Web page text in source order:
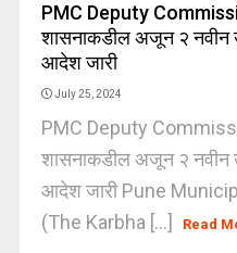
PMC Deputy
शासनाकडील अजून २ नवीन
आदेश जारी
July 25, 2024
PMC Deputy
शासनाकडील अजून २ नवीन
आदेश जारी Pune
(The Karbha [...]
Read